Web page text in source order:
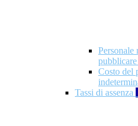
Personale
Costo del
Tassi di assenza